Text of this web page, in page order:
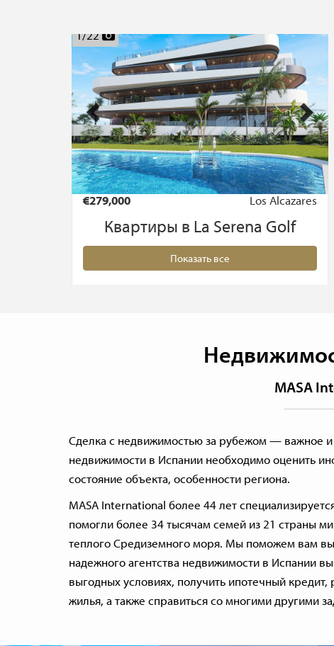
Previous Next
1/22
€279,000 Los Alcazares
Квартиры в La Serena Golf
Показать все
MASA
Сделка с недвижимостью за рубежом — важное
недвижимости в Испании необходимо оценить
состояние объекта, особенности региона.
MASA International более 44 лет
помогли более 34 тысячам семей из 21 страны
теплого Средиземного моря. Мы поможем вам
надежного агентства недвижимости в Испании
выгодных условиях, получить ипотечный
жилья, а также справиться со многими другими